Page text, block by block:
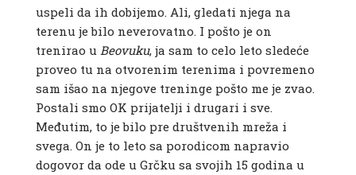
uspeli da ih dobijemo. Ali, gledati njega na
terenu je bilo neverovatno. I pošto je on
trenirao u Beovuku, ja sam to celo leto sledeće
proveo tu na otvorenim terenima i povremeno
sam išao na njegove treninge pošto me je zvao.
Postali smo OK prijatelji i drugari i sve.
Međutim, to je bilo pre društvenih mreža i
svega. On je to leto sa porodicom napravio
dogovor da ode u Grčku sa svojih 15 godina u